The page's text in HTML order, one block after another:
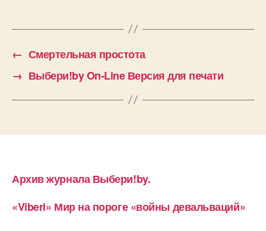
← Смертельная простота
→ Выбери!by On-Line Версия для печати
Архив журнала Выбери!by.
«Viberi» Мир на пороге «войны девальваций»